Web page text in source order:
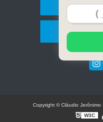
Copyright © Cláudio
W3C